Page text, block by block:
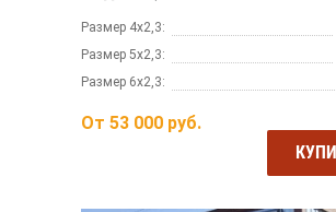
Размер 4х2,3:
Размер 5х2,3:
Размер 6х2,3:
От 53 000 руб.